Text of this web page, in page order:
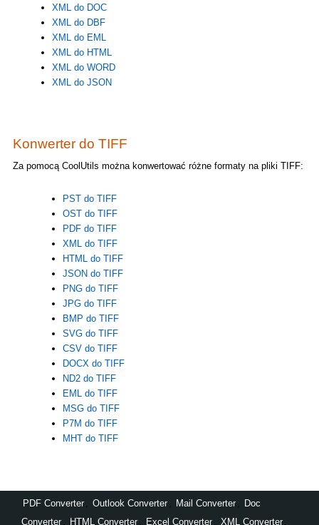
XML do DOC
XML do DBF
XML do EML
XML do HTML
XML do WORD
XML do JSON
Konwerter do TIFF
Za pomocą CoolUtils można konwertować różne formaty na pliki TIFF:
PST do TIFF
OST do TIFF
PDF do TIFF
XML do TIFF
HTML do TIFF
JSON do TIFF
PNG do TIFF
JPG do TIFF
BMP do TIFF
SVG do TIFF
CSV do TIFF
DOCX do TIFF
ND2 do TIFF
EML do TIFF
MSG do TIFF
P7M do TIFF
MHT do TIFF
PDF Converter Outlook Converter Mail Converter
Doc
Converter
HTML Converter Excel Converter XML Converter